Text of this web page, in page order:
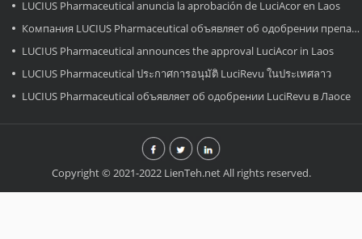
LUCIUS Pharmaceutical anuncia la aprobación de LuciAcor en Laos
Компания LUCIUS Pharmaceutical объявляет об одобрении препарата LuciAcor в Лаосе.
LUCIUS Pharmaceutical announces the approval LuciAcor in Laos
LUCIUS Pharmaceutical ประกาศการอนุมัติ LuciRevu ในประเทศลาว
LUCIUS Pharmaceutical объявляет об одобрении LuciRevu в Лаосе
Copyright © 2021-2022 LienTeh.net All rights reserved.